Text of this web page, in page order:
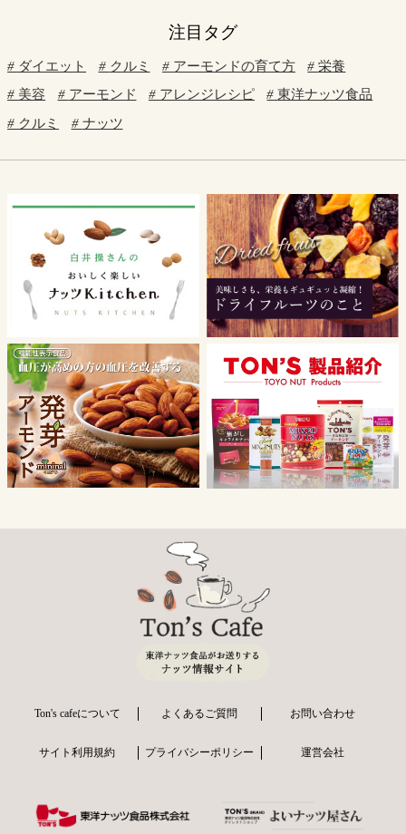
注目タグ
ダイエット クルミ アーモンドの育て方
栄養
美容
アーモンド アレンジレシピ
東洋ナッツ食品
クルミ
ナッツ
Ton's cafeについて よくあるご質問 お問い合わせ
サイト利用規約 プライバシーポリシー 運営会社